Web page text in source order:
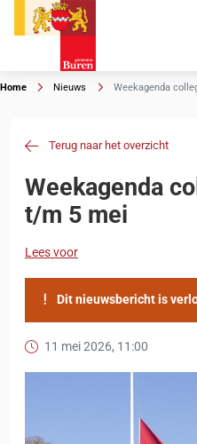
Home Nieuws Weekagenda
Terug naar het overzicht
Weekagenda
t/m 5 mei
Lees voor
Dit nieuwsbericht is
11 mei 2026, 11:00